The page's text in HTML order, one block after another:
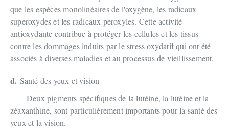
que les espèces monolinéaires de l'oxygène, les radicaux
superoxydes et les radicaux peroxyles. Cette activité
antioxydante contribue à protéger les cellules et les tissus
contre les dommages induits par le stress oxydatif qui ont été
associés à diverses maladies et au processus de vieillissement.
d. Santé des yeux et vision
Deux pigments spécifiques de la lutéine, la lutéine et la
zéaxanthine, sont particulièrement importants pour la santé des
yeux et la vision.